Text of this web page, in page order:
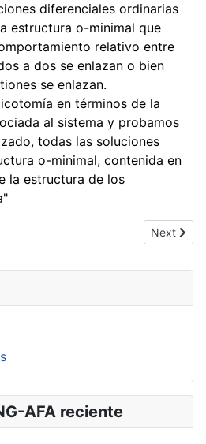
AFA reciente
diferenciales ordinarias
estructura o-minimal que
relativo entre
a dos se enlazan o bien
se enlazan.
en términos de la
al sistema y probamos
todas las soluciones
o-minimal, contenida en
la estructura de los
trajectories in dimension three
Next
Next